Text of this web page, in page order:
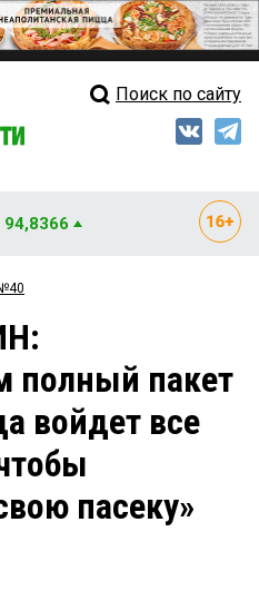
Свежий выпуск
Блоги
Архив
Поиск по сайту
94,8366
полный пакет
войдет все
пасеку»